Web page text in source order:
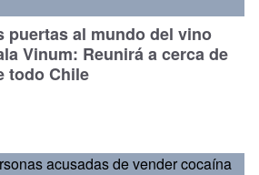
puertas al mundo del vino
Vinum: Reunirá a cerca de
todo Chile